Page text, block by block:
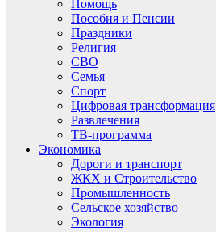
Помощь
Пособия и Пенсии
Праздники
Религия
СВО
Семья
Спорт
Цифровая трансформация
Развлечения
ТВ-программа
Экономика
Дороги и транспорт
ЖКХ и Строительство
Промышленность
Сельское хозяйство
Экология